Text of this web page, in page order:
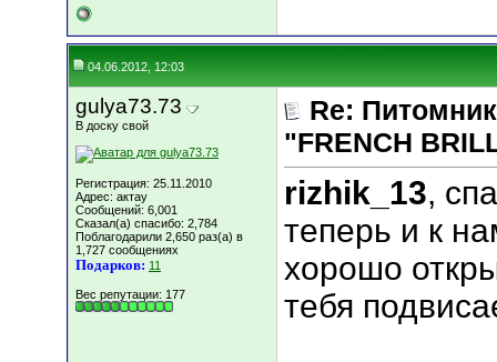
04.06.2012, 12:03
gulya73.73
В доску свой
Регистрация: 25.11.2010
Адрес: актау
Сообщений: 6,001
Сказал(а) спасибо: 2,784
Поблагодарили 2,650 раз(а) в
1,727 сообщениях
Подарков: 11
Вес репутации: 177
Re:
"FRENCH
rizhik_13,
теперь и к
хорошо
тебя